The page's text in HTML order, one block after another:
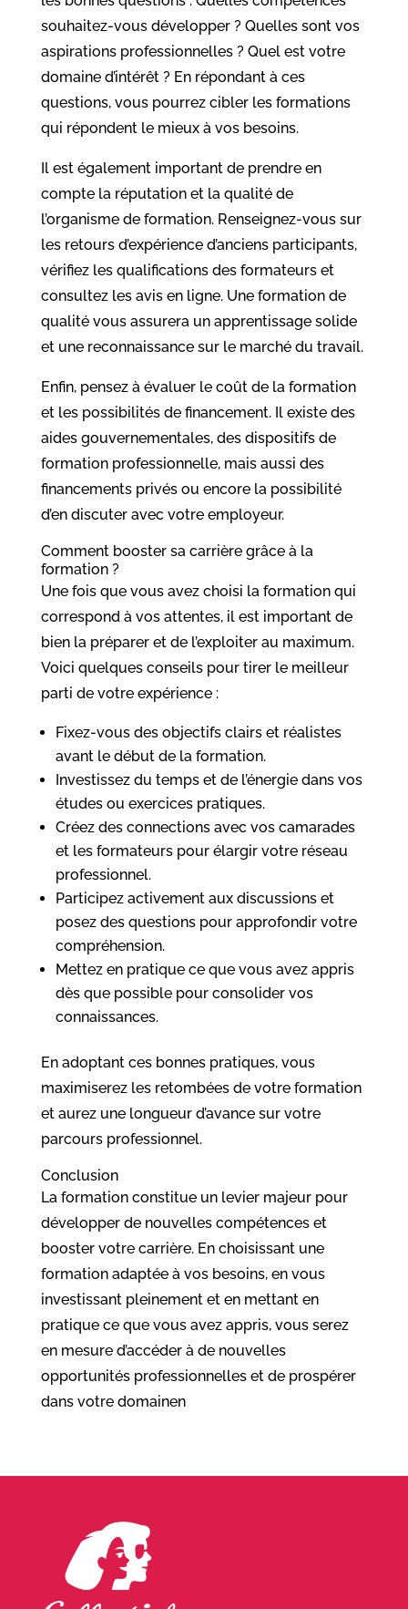
souhaitez-vous développer ? Quelles sont vos
aspirations professionnelles ? Quel est votre
domaine d’intérêt ? En répondant à ces
questions, vous pourrez cibler les formations
qui répondent le mieux à vos besoins.
Il est également important de prendre en
compte la réputation et la qualité de
l’organisme de formation. Renseignez-vous sur
les retours d’expérience d’anciens participants,
vérifiez les qualifications des formateurs et
consultez les avis en ligne. Une formation de
qualité vous assurera un apprentissage solide
et une reconnaissance sur le marché du travail.
Enfin, pensez à évaluer le coût de la formation
et les possibilités de financement. Il existe des
aides gouvernementales, des dispositifs de
formation professionnelle, mais aussi des
financements privés ou encore la possibilité
d’en discuter avec votre employeur.
Comment booster sa carrière grâce à la
formation ?
Une fois que vous avez choisi la formation qui
correspond à vos attentes, il est important de
bien la préparer et de l’exploiter au maximum.
Voici quelques conseils pour tirer le meilleur
parti de votre expérience :
Fixez-vous des objectifs clairs et réalistes
avant le début de la formation.
Investissez du temps et de l’énergie dans vos
études ou exercices pratiques.
Créez des connections avec vos camarades
et les formateurs pour élargir votre réseau
professionnel.
Participez activement aux discussions et
posez des questions pour approfondir votre
compréhension.
Mettez en pratique ce que vous avez appris
dès que possible pour consolider vos
connaissances.
En adoptant ces bonnes pratiques, vous
maximiserez les retombées de votre formation
et aurez une longueur d’avance sur votre
parcours professionnel.
Conclusion
La formation constitue un levier majeur pour
développer de nouvelles compétences et
booster votre carrière. En choisissant une
formation adaptée à vos besoins, en vous
investissant pleinement et en mettant en
pratique ce que vous avez appris, vous serez
en mesure d’accéder à de nouvelles
opportunités professionnelles et de prospérer
dans votre domainen